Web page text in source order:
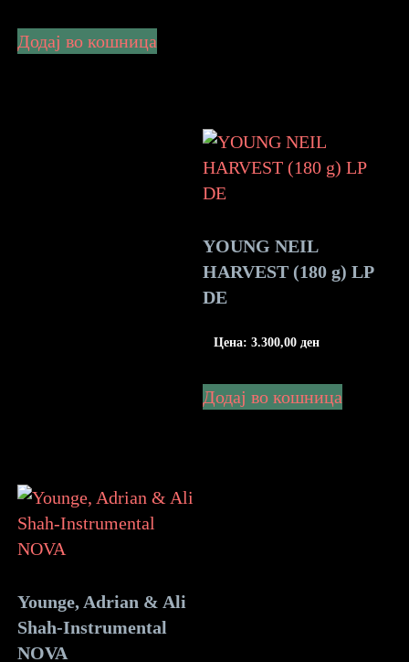
Додај во кошница
YOUNG NEIL
HARVEST (180 g) LP
DE
Цена: 3.300,00 ден
Додај во кошница
Younge, Adrian & Ali
Shah-Instrumental
NOVA